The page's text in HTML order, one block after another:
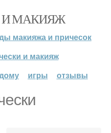
И МАКИЯЖ
макияжа и причесок
и макияж
игры отзывы